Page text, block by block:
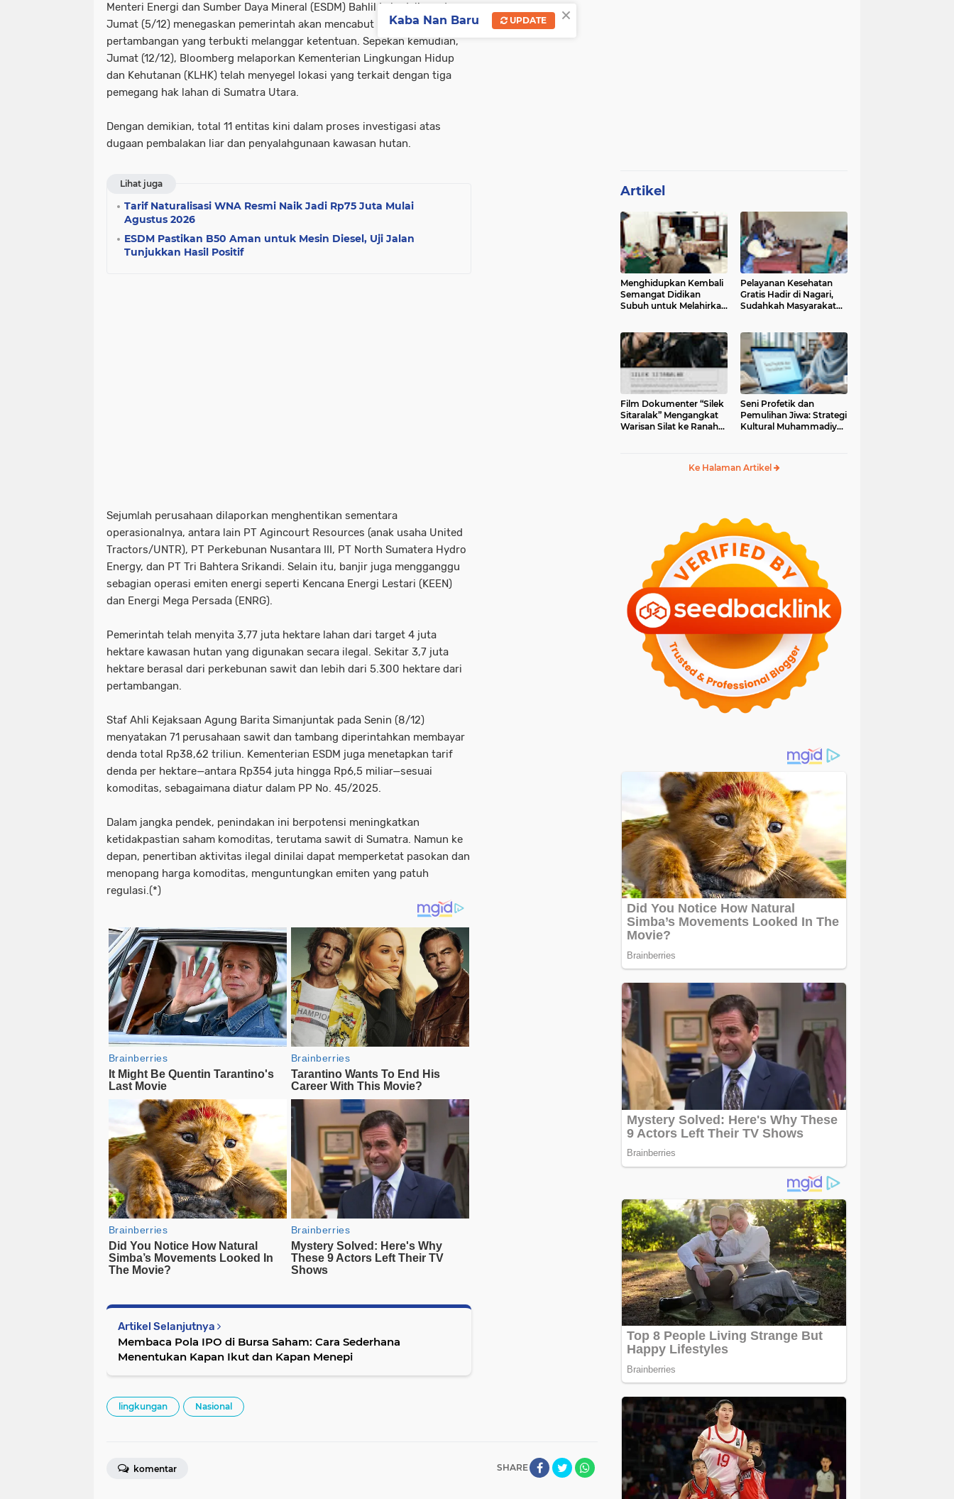
Menteri Energi dan Sumber Daya Mineral (ESDM) Bahlil Lahadalia pada
Jumat (5/12) menegaskan pemerintah akan mencabut izin usaha
pertambangan yang terbukti melanggar ketentuan. Sepekan kemudian,
Jumat (12/12), Bloomberg melaporkan Kementerian Lingkungan Hidup
dan Kehutanan (KLHK) telah menyegel lokasi yang terkait dengan tiga
pemegang hak lahan di Sumatra Utara.
Dengan demikian, total 11 entitas kini dalam proses investigasi atas
dugaan pembalakan liar dan penyalahgunaan kawasan hutan.
Lihat juga
Tarif Naturalisasi WNA Resmi Naik Jadi Rp75 Juta Mulai
Agustus 2026
ESDM Pastikan B50 Aman untuk Mesin Diesel, Uji Jalan
Tunjukkan Hasil Positif
Sejumlah perusahaan dilaporkan menghentikan sementara
operasionalnya, antara lain PT Agincourt Resources (anak usaha United
Tractors/UNTR), PT Perkebunan Nusantara III, PT North Sumatera Hydro
Energy, dan PT Tri Bahtera Srikandi. Selain itu, banjir juga mengganggu
sebagian operasi emiten energi seperti Kencana Energi Lestari (KEEN)
dan Energi Mega Persada (ENRG).
Pemerintah telah menyita 3,77 juta hektare lahan dari target 4 juta
hektare kawasan hutan yang digunakan secara ilegal. Sekitar 3,7 juta
hektare berasal dari perkebunan sawit dan lebih dari 5.300 hektare dari
pertambangan.
Staf Ahli Kejaksaan Agung Barita Simanjuntak pada Senin (8/12)
menyatakan 71 perusahaan sawit dan tambang diperintahkan membayar
denda total Rp38,62 triliun. Kementerian ESDM juga menetapkan tarif
denda per hektare—antara Rp354 juta hingga Rp6,5 miliar—sesuai
komoditas, sebagaimana diatur dalam PP No. 45/2025.
Dalam jangka pendek, penindakan ini berpotensi meningkatkan
ketidakpastian saham komoditas, terutama sawit di Sumatra. Namun ke
depan, penertiban aktivitas ilegal dinilai dapat memperketat pasokan dan
menopang harga komoditas, menguntungkan emiten yang patuh
regulasi.(*)
Artikel Selanjutnya
Membaca Pola IPO di Bursa Saham: Cara Sederhana
Menentukan Kapan Ikut dan Kapan Menepi
lingkungan Nasional
SHARE
komentar
Artikel
Menghidupkan Kembali
Semangat Didikan
Subuh untuk Melahirkan
Pelayanan Kesehatan
Gratis Hadir di Nagari,
Sudahkah Masyarakat
Film Dokumenter “Silek
Sitaralak” Mengangkat
Warisan Silat ke Ranah
Seni Profetik dan
Pemulihan Jiwa: Strategi
Kultural Muhammadiyah
Ke Halaman Artikel
×
Kaba Nan Baru UPDATE